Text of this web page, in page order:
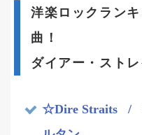
洋楽ロックラン
曲！
ダイアー・ストレ
☆Dire Straits
/